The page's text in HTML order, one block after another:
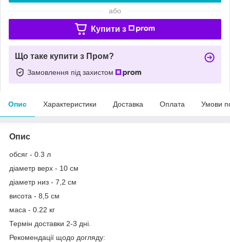
або
Купити з
Що таке купити з Пром?
Замовлення під захистом
Опис Характеристики Доставка Оплата Умови
Опис
обсяг - 0.3 л
діаметр верх - 10 см
діаметр низ - 7,2 см
висота - 8,5 см
маса - 0.22 кг
Термін доставки 2-3 дні.
Рекомендації щодо догляду: